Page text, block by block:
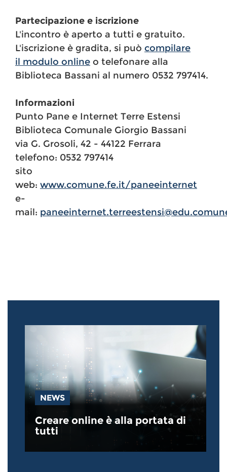
Partecipazione e iscrizione
L'incontro è aperto a tutti e gratuito.
L'iscrizione è gradita, si può compilare
il modulo online o telefonare alla
Biblioteca Bassani al numero 0532 797414.
Informazioni
Punto Pane e Internet Terre Estensi
Biblioteca Comunale Giorgio Bassani
via G. Grosoli, 42 - 44122 Ferrara
telefono: 0532 797414
sito
web: www.comune.fe.it/paneeinternet
e-
mail:
NEWS
Creare online è alla portata di
tutti